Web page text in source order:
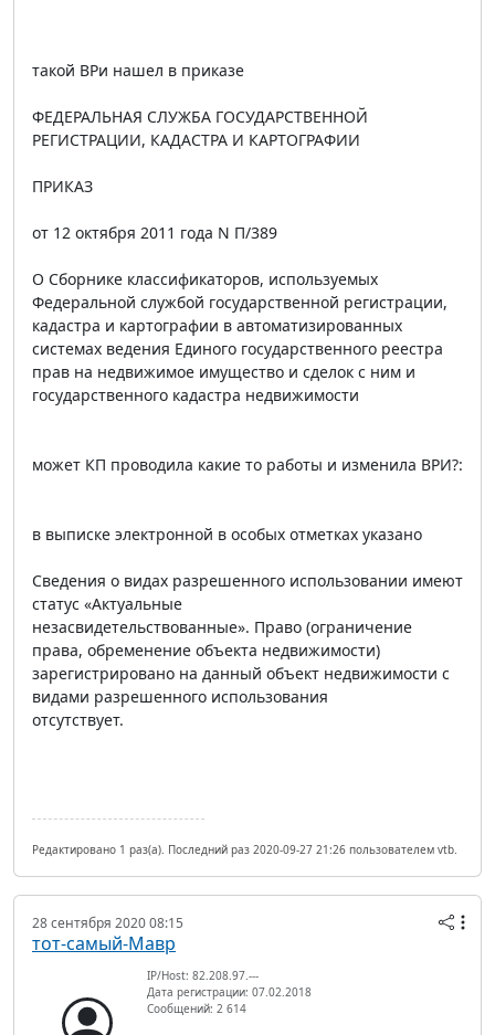
такой ВРи нашел в приказе
ФЕДЕРАЛЬНАЯ СЛУЖБА ГОСУДАРСТВЕННОЙ
РЕГИСТРАЦИИ, КАДАСТРА И КАРТОГРАФИИ
ПРИКАЗ
от 12 октября 2011 года N П/389
О Сборнике классификаторов, используемых
Федеральной службой государственной регистрации,
кадастра и картографии в автоматизированных
системах ведения Единого государственного реестра
прав на недвижимое имущество и сделок с ним и
государственного кадастра недвижимости
может КП проводила какие то работы и изменила ВРИ?:
в выписке электронной в особых отметках указано
Сведения о видах разрешенного использовании имеют
статус «Актуальные
незасвидетельствованные». Право (ограничение
права, обременение объекта недвижимости)
зарегистрировано на данный объект недвижимости с
видами разрешенного использования
отсутствует.
Редактировано 1 раз(а). Последний раз 2020-09-27 21:26 пользователем vtb.
28 сентября 2020 08:15
тот-самый-Мавр
IP/Host: 82.208.97.---
Дата регистрации: 07.02.2018
Сообщений: 2 614